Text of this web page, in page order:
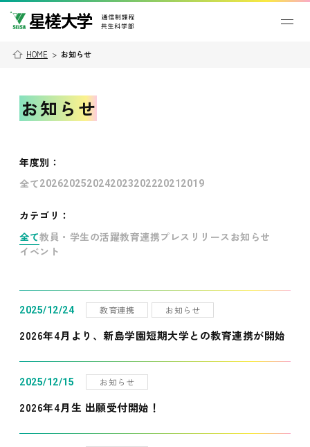
HOME > お知らせ
お知らせ
年度別 ：
全て202620252024202320222021 2019
カテゴリ：
全て教員・学生の活躍教育連携プレスリリース お知らせ
イベント
2025/12/24 教育連携 お知らせ
2026年4月より、新島学園短期大学との教育連携が開始
2025/12/15 お知らせ
2026年4月生 出願受付開始！